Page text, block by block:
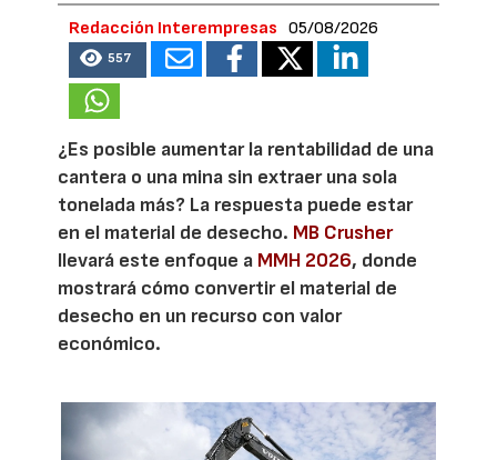
Redacción Interempresas 05/08/2026
557
¿Es posible aumentar la rentabilidad de una
cantera o una mina sin extraer una sola
tonelada más? La respuesta puede estar
en el material de desecho. MB Crusher
llevará este enfoque a MMH 2026, donde
mostrará cómo convertir el material de
desecho en un recurso con valor
económico.